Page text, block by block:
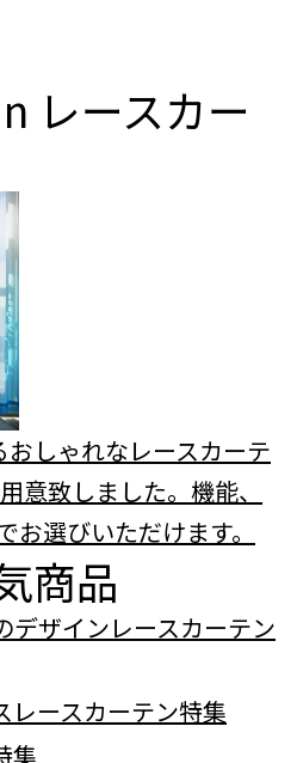
レースカー
しゃれなレースカーテ
意致しました。機能、
選びいただけます。
商品